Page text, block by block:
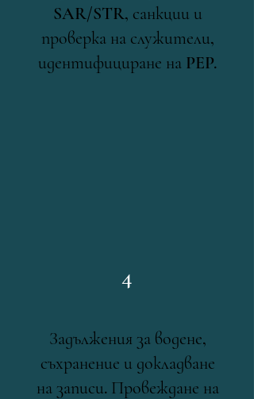
SAR/STR, санкции и
проверка на служители,
идентифициране на PEP.
4
Задължения за водене,
съхранение и докладване
на записи. Провеждане на